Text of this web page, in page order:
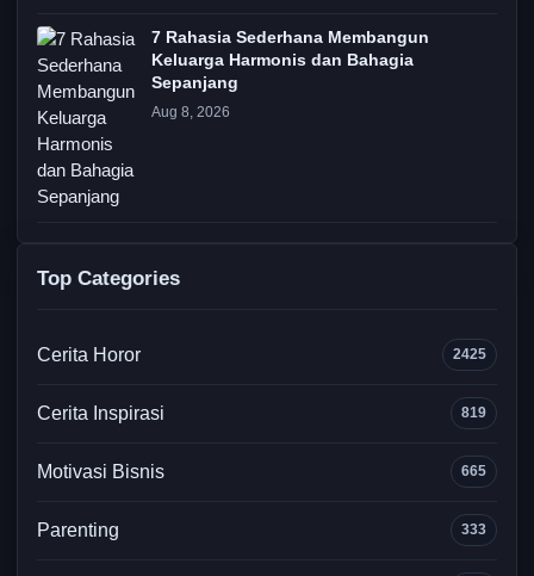
7 Rahasia Sederhana Membangun
Keluarga Harmonis dan Bahagia
Sepanjang
Aug 8, 2026
Top Categories
Cerita Horor 2425
Cerita Inspirasi 819
Motivasi Bisnis 665
Parenting 333